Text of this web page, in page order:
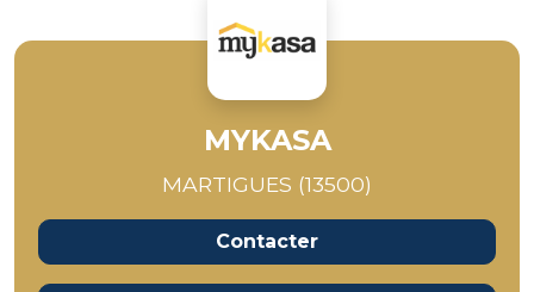
MYKASA
MARTIGUES (13500)
Contacter